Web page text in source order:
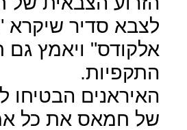
לצבא סדיר שיקרא
אלקודס" ויאמץ גם
התקפיות.
האיראנים הבטיחו
של חמאס את כל